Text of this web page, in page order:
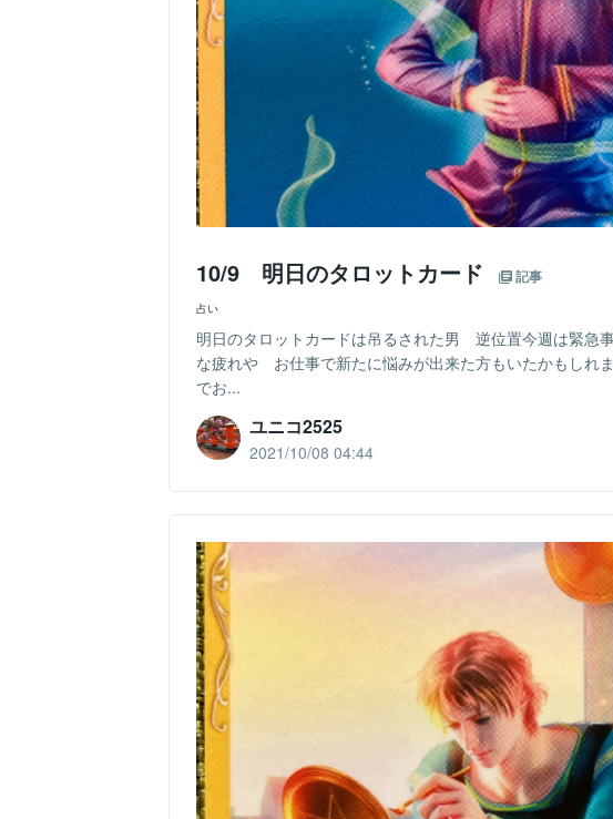
10/9 明日のタロットカード 記事
占い
明日のタロットカードは吊るされた男 逆位置今週は緊急
な疲れや お仕事で新たに悩みが出来た方もいたかもし
でお...
ユニコ2525
2021/10/08 04:44